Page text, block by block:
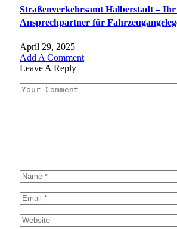
Straßenverkehrsamt Halberstadt –
Ansprechpartner für
April 29, 2025
Add A Comment
Leave A Reply